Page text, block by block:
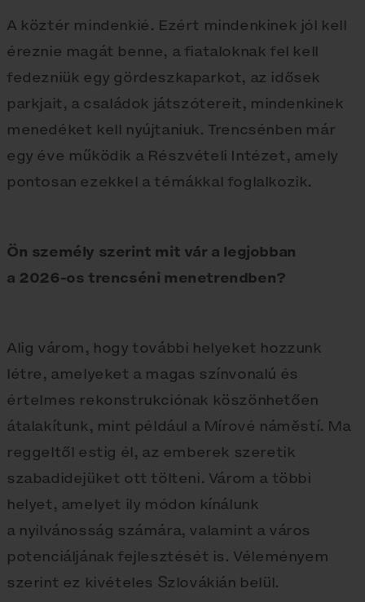
A köztér mindenkié. Ezért mindenkinek jól kell
éreznie magát benne, a fiataloknak fel kell
fedezniük egy gördeszkaparkot, az idősek
parkjait, a családok játszótereit, mindenkinek
menedéket kell nyújtaniuk. Trencsénben már
egy éve működik a Részvételi Intézet, amely
pontosan ezekkel a témákkal foglalkozik.
Ön személy szerint mit vár a legjobban
a 2026-os trencséni menetrendben?
Alig várom, hogy további helyeket hozzunk
létre, amelyeket a magas színvonalú és
értelmes rekonstrukciónak köszönhetően
átalakítunk, mint például a Mírové náměstí. Ma
reggeltől estig él, az emberek szeretik
szabadidejüket ott tölteni. Várom a többi
helyet, amelyet ily módon kínálunk
a nyilvánosság számára, valamint a város
potenciáljának fejlesztését is. Véleményem
szerint ez kivételes Szlovákián belül.